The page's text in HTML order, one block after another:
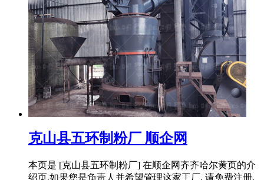
克山县五环制粉厂 顺企网
本页是 [克山县五环制粉厂] 在顺企网齐齐哈尔黄页的介
绍页,如果您是负责人并希望管理这家工厂, 请免费注册,